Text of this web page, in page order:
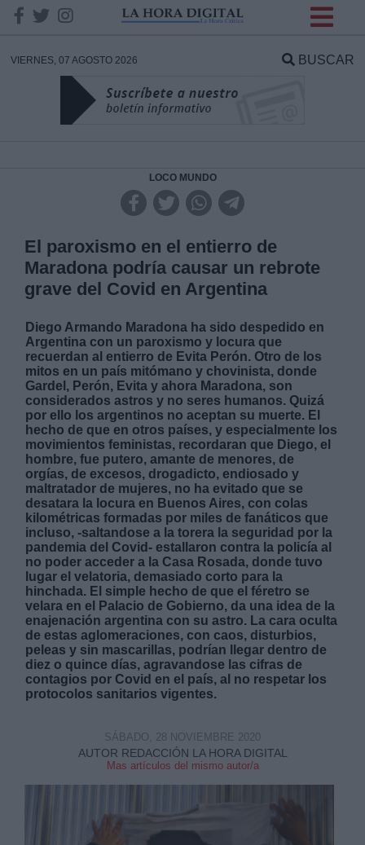
VIERNES, 07 AGOSTO 2026 BUSCAR
LOCO MUNDO
El paroxismo en el entierro de
Maradona podría causar un rebrote
grave del Covid en Argentina
Diego Armando Maradona ha sido despedido en
Argentina con un paroxismo y locura que
recuerdan al entierro de Evita Perón. Otro de los
mitos en un país mitómano y chovinista, donde
Gardel, Perón, Evita y ahora Maradona, son
considerados astros y no seres humanos. Quizá
por ello los argentinos no aceptan su muerte. El
hecho de que en otros países, y especialmente los
movimientos feministas, recordaran que Diego, el
hombre, fue putero, amante de menores, de
orgías, de excesos, drogadicto, endiosado y
maltratador de mujeres, no ha evitado que se
desatara la locura en Buenos Aires, con colas
kilométricas formadas por miles de fanáticos que
incluso, -saltandose a la torera la seguridad por la
pandemia del Covid- estallaron contra la policía al
no poder acceder a la Casa Rosada, donde tuvo
lugar el velatoria, demasiado corto para la
hinchada. El simple hecho de que el féretro se
velara en el Palacio de Gobierno, da una idea de la
enajenación argentina con su astro. La cara oculta
de estas aglomeraciones, con caos, disturbios,
peleas y sin mascarillas, podrían llegar dentro de
diez o quince días, agravandose las cifras de
contagios por Covid en el país, al no respetar los
protocolos sanitarios vigentes.
AUTOR REDACCIÓN LA HORA DIGITAL
Mas artículos del mismo autor/a
SÁBADO, 28 NOVIEMBRE 2020
DATOS
Responsable:
Legitimación:
Destinatarios:
Derechos:
link
Información adicional
link